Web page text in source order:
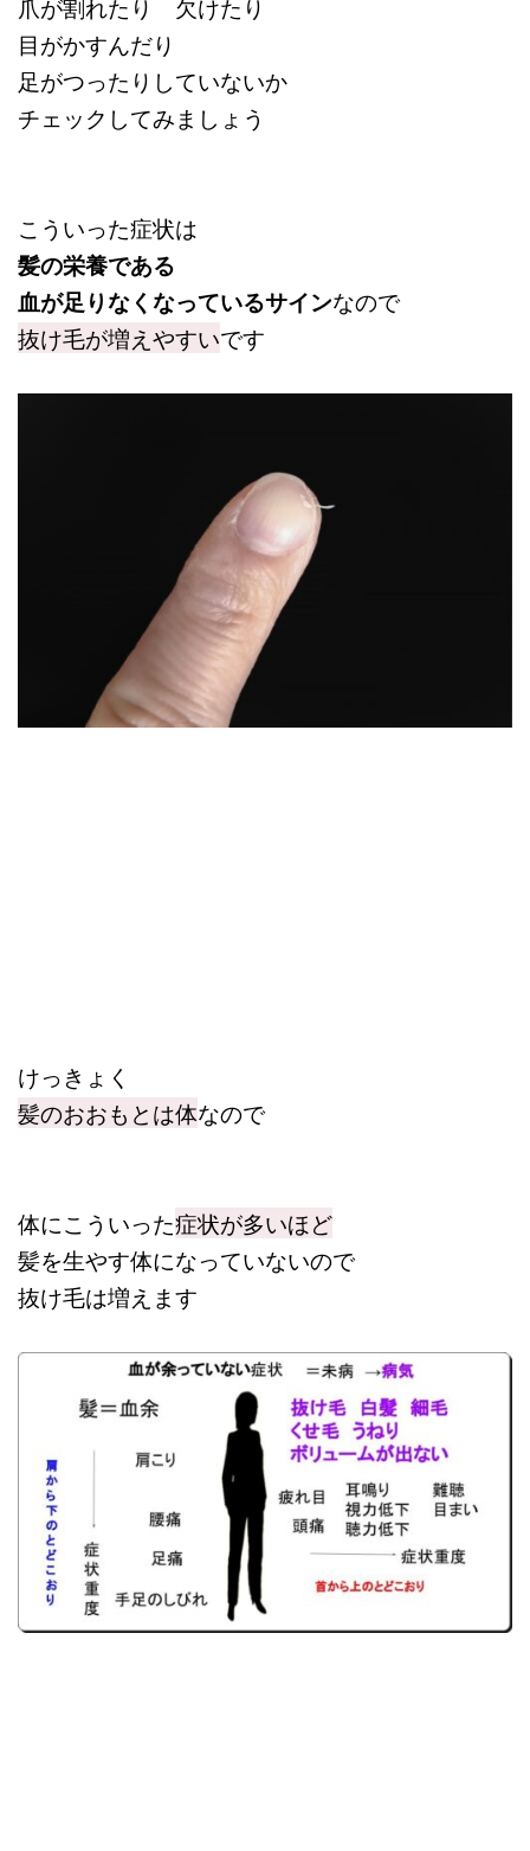
爪が割れたり 欠けたり
目がかすんだり
足がつったりしていないか
チェックしてみましょう
こういった症状は
髪の栄養である
血が足りなくなっているサインなので
抜け毛が増えやすいです
けっきょく
髪のおおもとは体なので
体にこういった症状が多いほど
髪を生やす体になっていないので
抜け毛は増えます